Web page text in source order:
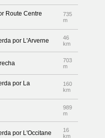
Route Centre
735
m
por L'Arverne
46
km
703
m
por La
160
km
989
m
por L'Occitane
16
km